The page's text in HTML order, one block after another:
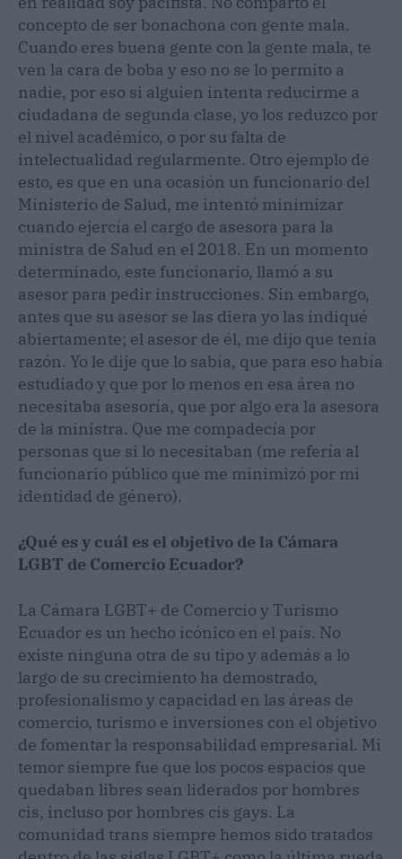
concepto de ser bonachona con gente mala.
Cuando eres buena gente con la gente mala, te
ven la cara de boba y eso no se lo permito a
nadie, por eso si alguien intenta reducirme a
ciudadana de segunda clase, yo los reduzco por
el nivel académico, o por su falta de
intelectualidad regularmente. Otro ejemplo de
esto, es que en una ocasión un funcionario del
Ministerio de Salud, me intentó minimizar
cuando ejercía el cargo de asesora para la
ministra de Salud en el 2018. En un momento
determinado, este funcionario, llamó a su
asesor para pedir instrucciones. Sin embargo,
antes que su asesor se las diera yo las indiqué
abiertamente; el asesor de él, me dijo que tenía
razón. Yo le dije que lo sabía, que para eso había
estudiado y que por lo menos en esa área no
necesitaba asesoría, que por algo era la asesora
de la ministra. Que me compadecía por
personas que si lo necesitaban (me refería al
funcionario público que me minimizó por mi
identidad de género).
¿Qué es y cuál es el objetivo de la Cámara
LGBT de Comercio Ecuador?
La Cámara LGBT+ de Comercio y Turismo
Ecuador es un hecho icónico en el país. No
existe ninguna otra de su tipo y además a lo
largo de su crecimiento ha demostrado,
profesionalismo y capacidad en las áreas de
comercio, turismo e inversiones con el objetivo
de fomentar la responsabilidad empresarial. Mi
temor siempre fue que los pocos espacios que
quedaban libres sean liderados por hombres
cis, incluso por hombres cis gays. La
comunidad trans siempre hemos sido tratados